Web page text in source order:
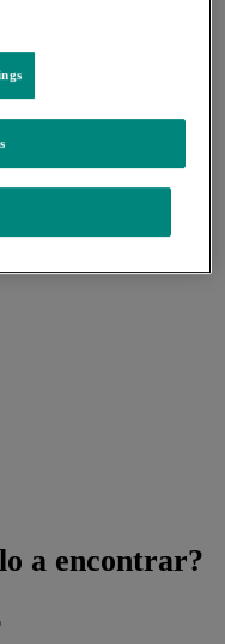
a encontrar?